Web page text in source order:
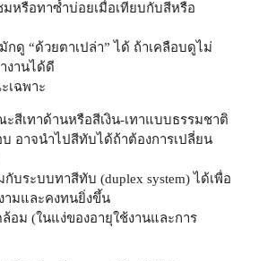
หรือทาซ้ำบ่อยเมื่อเทียบกับสีหรือ
กดู “ด้วยตาเปล่า” ได้ ถ้าเคลือบดูไม่
งานได้ดี
เฉพาะ
สีเทาด้านหรือสีเงิน-เทาแบบธรรมชาติ
อาจนำไปสีทับได้ถ้าต้องการเปลี่ยน
กับระบบทาสีทับ (duplex system) ได้เพื่อ
ามและคงทนยิ่งขึ้น
อม (ในแง่ของอายุใช้งานและการ